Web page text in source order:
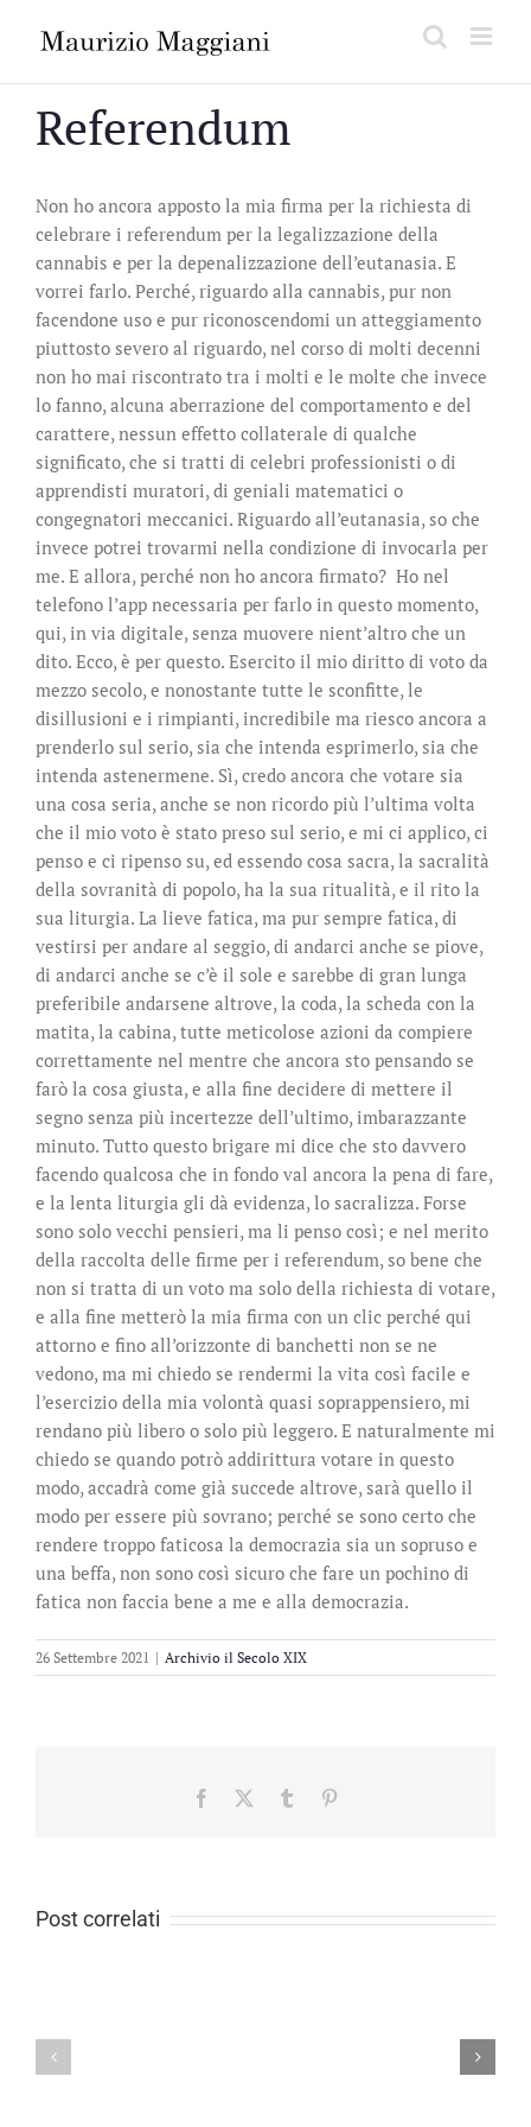
Referendum
Non ho ancora apposto la mia firma per la richiesta di
celebrare i referendum per la legalizzazione della
cannabis e per la depenalizzazione dell’eutanasia. E
vorrei farlo. Perché, riguardo alla cannabis, pur non
facendone uso e pur riconoscendomi un atteggiamento
piuttosto severo al riguardo, nel corso di molti decenni
non ho mai riscontrato tra i molti e le molte che invece
lo fanno, alcuna aberrazione del comportamento e del
carattere, nessun effetto collaterale di qualche
significato, che si tratti di celebri professionisti o di
apprendisti muratori, di geniali matematici o
congegnatori meccanici. Riguardo all’eutanasia, so che
invece potrei trovarmi nella condizione di invocarla per
me. E allora, perché non ho ancora firmato? Ho nel
telefono l’app necessaria per farlo in questo momento,
qui, in via digitale, senza muovere nient’altro che un
dito. Ecco, è per questo. Esercito il mio diritto di voto da
mezzo secolo, e nonostante tutte le sconfitte, le
disillusioni e i rimpianti, incredibile ma riesco ancora a
prenderlo sul serio, sia che intenda esprimerlo, sia che
intenda astenermene. Sì, credo ancora che votare sia
una cosa seria, anche se non ricordo più l’ultima volta
che il mio voto è stato preso sul serio, e mi ci applico, ci
penso e ci ripenso su, ed essendo cosa sacra, la sacralità
della sovranità di popolo, ha la sua ritualità, e il rito la
sua liturgia. La lieve fatica, ma pur sempre fatica, di
vestirsi per andare al seggio, di andarci anche se piove,
di andarci anche se c’è il sole e sarebbe di gran lunga
preferibile andarsene altrove, la coda, la scheda con la
matita, la cabina, tutte meticolose azioni da compiere
correttamente nel mentre che ancora sto pensando se
farò la cosa giusta, e alla fine decidere di mettere il
segno senza più incertezze dell’ultimo, imbarazzante
minuto. Tutto questo brigare mi dice che sto davvero
facendo qualcosa che in fondo val ancora la pena di fare,
e la lenta liturgia gli dà evidenza, lo sacralizza. Forse
sono solo vecchi pensieri, ma li penso così; e nel merito
della raccolta delle firme per i referendum, so bene che
non si tratta di un voto ma solo della richiesta di votare,
e alla fine metterò la mia firma con un clic perché qui
attorno e fino all’orizzonte di banchetti non se ne
vedono, ma mi chiedo se rendermi la vita così facile e
l’esercizio della mia volontà quasi soprappensiero, mi
rendano più libero o solo più leggero. E naturalmente mi
chiedo se quando potrò addirittura votare in questo
modo, accadrà come già succede altrove, sarà quello il
modo per essere più sovrano; perché se sono certo che
rendere troppo faticosa la democrazia sia un sopruso e
una beffa, non sono così sicuro che fare un pochino di
fatica non faccia bene a me e alla democrazia.
26 Settembre 2021 | Archivio il Secolo XIX
Facebook Tumblr
Post correlati